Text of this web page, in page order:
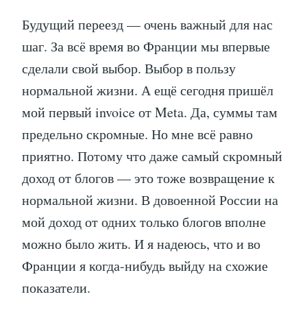
Будущий переезд — очень важный для нас
шаг. За всё время во Франции мы впервые
сделали свой выбор. Выбор в пользу
нормальной жизни. А ещё сегодня пришёл
мой первый invoice от Meta. Да, суммы там
предельно скромные. Но мне всё равно
приятно. Потому что даже самый скромный
доход от блогов — это тоже возвращение к
нормальной жизни. В довоенной России на
мой доход от одних только блогов вполне
можно было жить. И я надеюсь, что и во
Франции я когда-нибудь выйду на схожие
показатели.